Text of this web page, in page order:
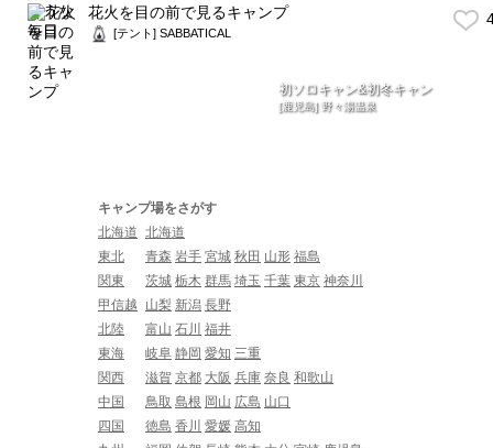
花火を目の前で見るキャンプ
[テント] SABBATICAL
初ソロキャン&初冬キャン
[鹿児島] 野々湯温泉
キャンプ場をさがす
北海道 北海道
東北
青森 岩手 宮城 秋田 山形 福島
関東
茨城 栃木 群馬 埼玉 千葉 東京 神奈川
甲信越
山梨 新潟 長野
北陸
富山 石川 福井
東海
岐阜 静岡 愛知 三重
関西
滋賀 京都 大阪 兵庫 奈良 和歌山
中国
鳥取 島根 岡山 広島 山口
四国
徳島 香川 愛媛 高知